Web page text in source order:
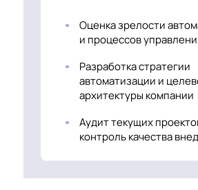
Оценка зрелости
и процессов
Разработка стратегии
автоматизации и
архитектуры компании
Аудит текущих
контроль качества